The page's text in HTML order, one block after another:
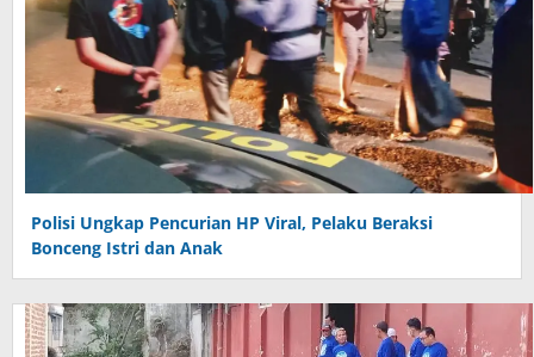
Polisi Ungkap Pencurian HP Viral, Pelaku Beraksi
Bonceng Istri dan Anak